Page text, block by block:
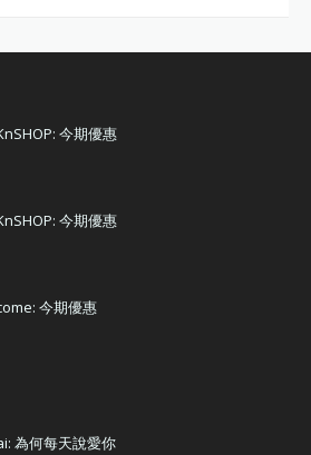
今期優惠
今期優惠
今期優惠
為何每天說愛你